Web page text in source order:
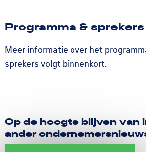
Programma & sprekers
Meer informatie over het
sprekers volgt binnenkort.
Op de hoogte blijven van
ander